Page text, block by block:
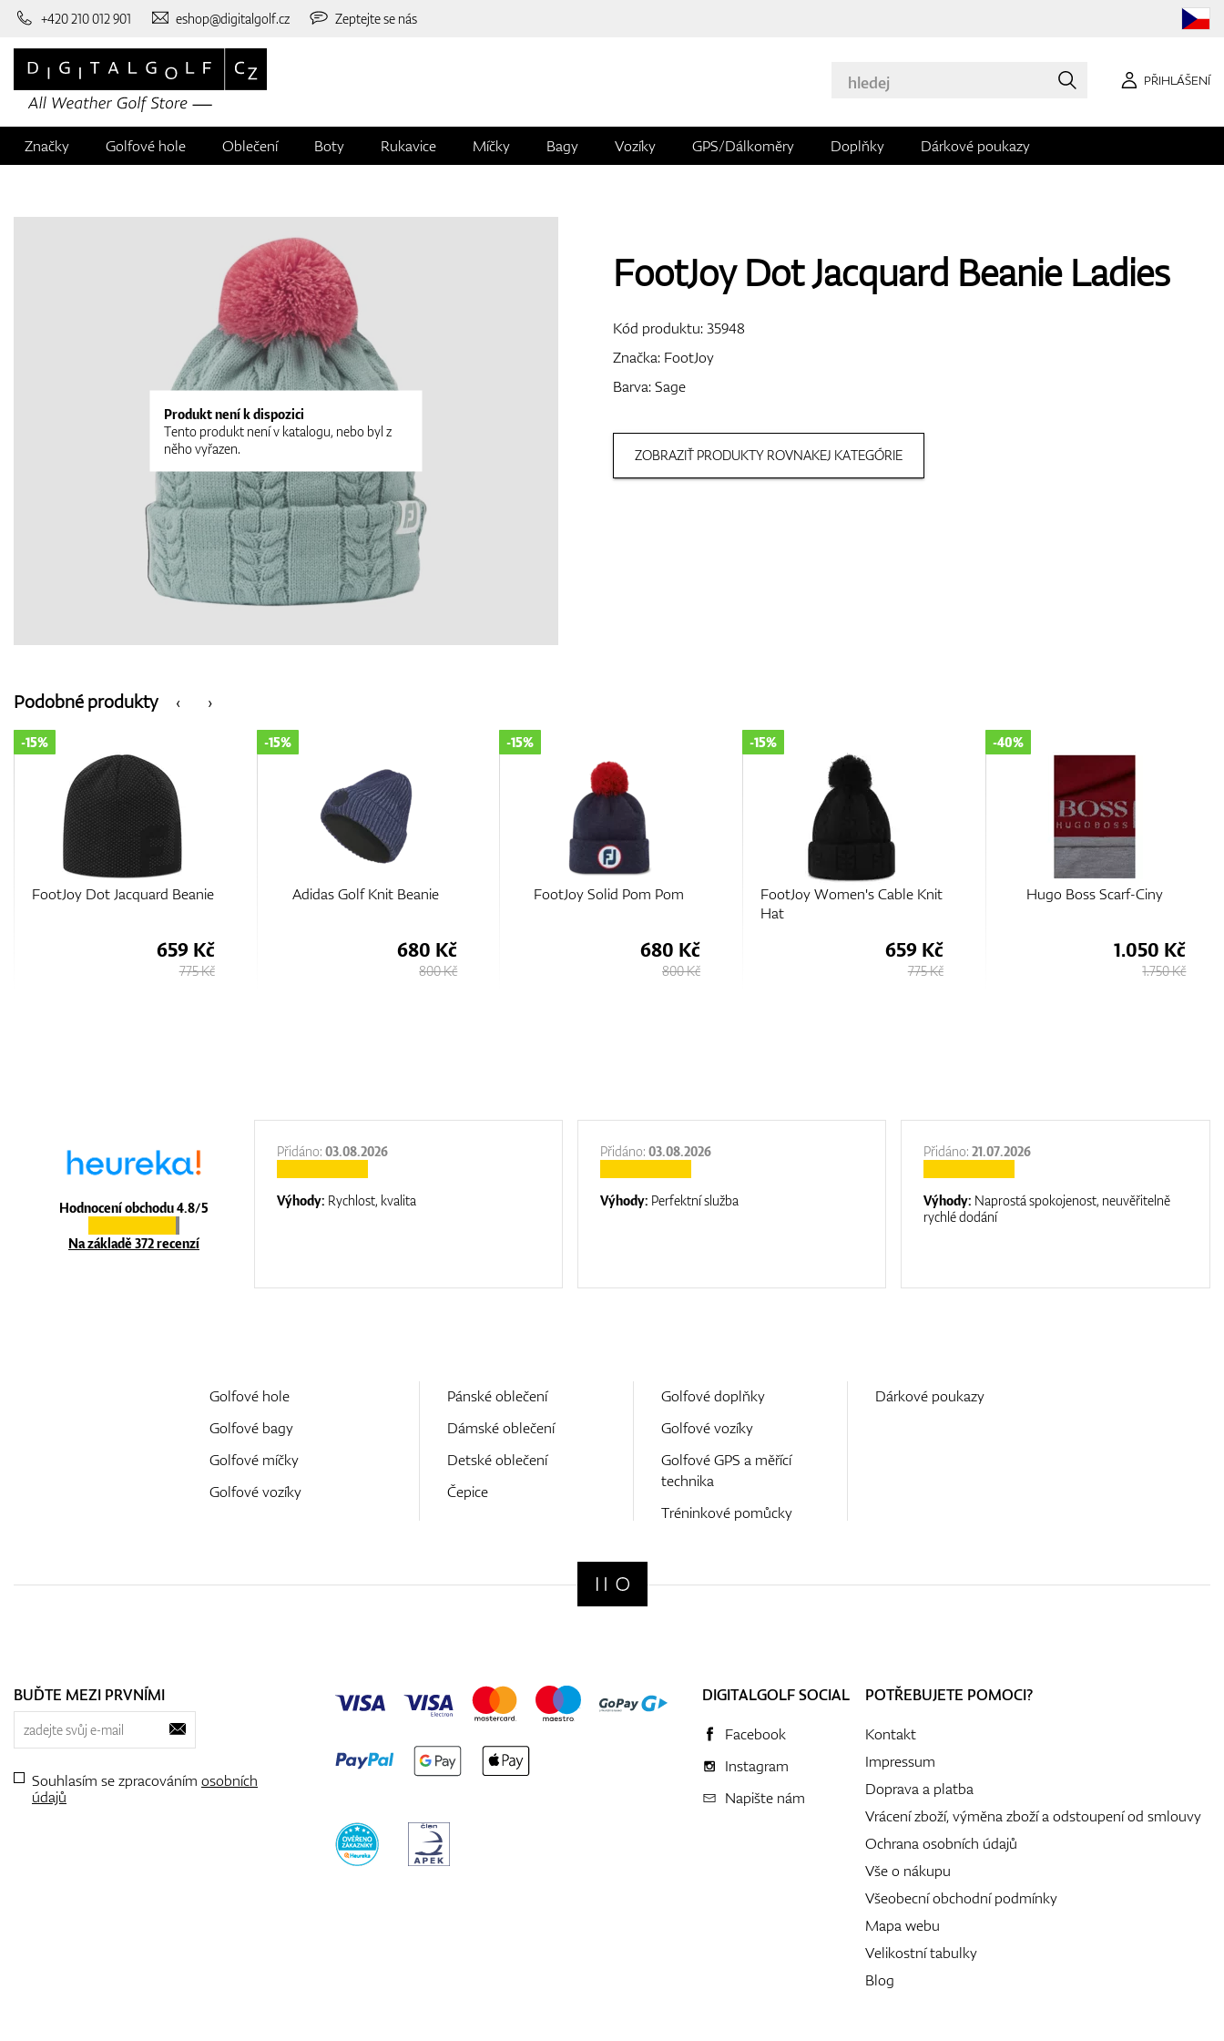
+420 210 012 901 eshop@digitalgolf.cz Zeptejte se nás
PŘIHLÁŠENÍ
Značky Golfové hole Oblečení Boty Rukavice Míčky Bagy Vozíky GPS/Dálkoměry Doplňky Dárkové poukazy
Produkt není k dispozici
Tento produkt není v katalogu, nebo byl z
něho vyřazen.
FootJoy Dot Jacquard Beanie Ladies
Kód produktu:35948
Značka: FootJoy
Barva: Sage
ZOBRAZIŤ PRODUKTY ROVNAKEJ KATEGÓRIE
‹
Podobné produkty ›
Adidas Golf Knit Beanie
-15%
680 Kč
800 Kč
FootJoy Solid Pom Pom
-15%
680 Kč
800 Kč
FootJoy Women's Cable Knit
-15%
659 Kč
775 Kč
Hugo Boss Scarf-Ciny
-40%
1.050 Kč
1.750 Kč
Ping Bassett
-10%
720 Kč
800 Kč
Hodnocení obchodu 4.8/5
Na základě 372 recenzí
Přidáno:03.08.2026
Výhody: Rychlost, kvalita
Přidáno:03.08.2026
Výhody: Perfektní služba
Přidáno:21.07.2026
Výhody: Naprostá spokojenost, neuvěřitelně
rychlé dodání
Golfové hole
Golfové bagy
Golfové míčky
Golfové vozíky
Pánské oblečení
Dámské oblečení
Detské oblečení
Čepice
Golfové doplňky
Golfové vozíky
Golfové GPS a měřící
technika
Tréninkové pomůcky
Dárkové poukazy
BUĎTE MEZI PRVNÍMI
Souhlasím se zpracováním osobních
údajů
DIGITALGOLF SOCIAL
Facebook
Instagram
Napište nám
POTŘEBUJETE POMOCI?
Kontakt
Impressum
Doprava a platba
Vrácení zboží, výměna zboží a odstoupení od smlouvy
Ochrana osobních údajů
Vše o nákupu
Všeobecní obchodní podmínky
Mapa webu
Velikostní tabulky
Blog